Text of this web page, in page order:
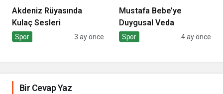
Akdeniz Rüyasında
Kulaç Sesleri
Spor 3 ay önce
Mustafa Bebe’ye
Duygusal Veda
Spor 4 ay önce
Bir Cevap Yaz